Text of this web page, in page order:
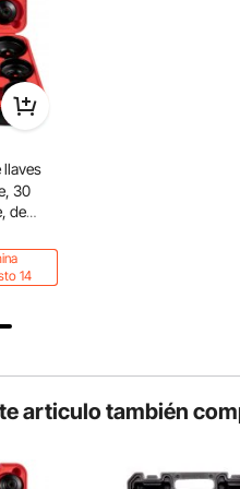
llaves
30
de
de filtro
14
articulo también